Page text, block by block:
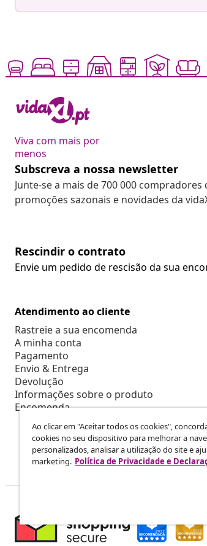
Viva com mais por
menos
Subscreva a nossa newsletter
Junte-se a mais de 700 000
promoções sazonais e novidades da
Rescindir o contrato
Envie um pedido de rescisão da sua
Atendimento ao cliente
Rastreie a sua encomenda
A minha conta
Pagamento
Envio & Entrega
Devolução
Informações sobre o produto
Encomenda
Ao clicar em "Aceitar todos os cookies",
cookies no seu dispositivo para melhorar a
personalizados, analisar a utilização do site e
marketing. Política de Privacidade e